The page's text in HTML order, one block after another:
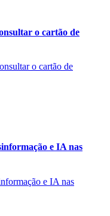
o cartão de
e IA nas